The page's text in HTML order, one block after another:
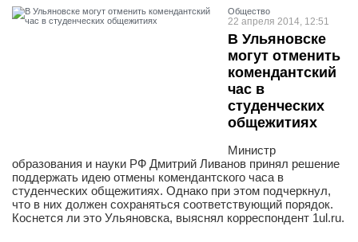
Общество
22 апреля 2014, 12:51
В Ульяновске
могут отменить
комендантский
час в
студенческих
общежитиях
Министр
образования и науки РФ Дмитрий Ливанов принял решение
поддержать идею отмены комендантского часа в
студенческих общежитиях. Однако при этом подчеркнул,
что в них должен сохраняться соответствующий порядок.
Коснется ли это Ульяновска, выяснял корреспондент 1ul.ru.